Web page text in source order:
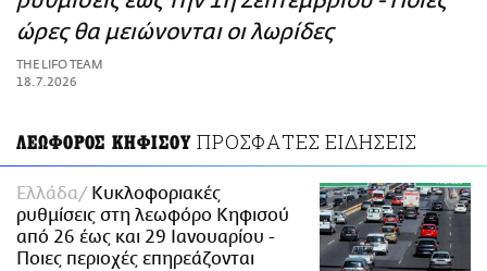
ΑΜΠΑ
PRINT
ώρες θα μειώνονται οι λωρίδες
THE LIFO TEAM
18.7.2026
ΛΕΩΦΟΡΟΣ ΚΗΦΙΣΟΥ ΠΡΟΣΦΑΤΕΣ ΕΙΔΗΣΕΙΣ
Ελλάδα
Κυκλοφοριακές
ρυθμίσεις στη λεωφόρο Κηφισού
από 26 έως και 29 Ιανουαρίου -
Ποιες περιοχές επηρεάζονται